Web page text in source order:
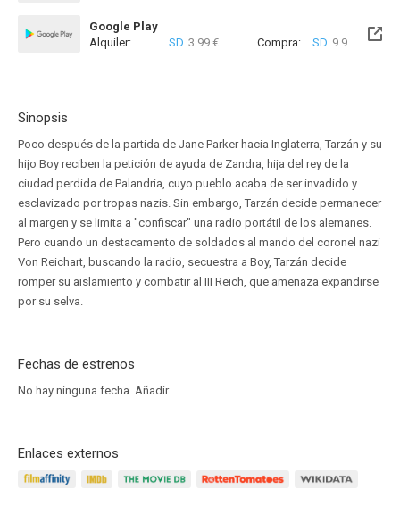
Google Play
Alquiler:
SD 3.99 € Compra: SD 9.99 €
Sinopsis
Poco después de la partida de Jane Parker hacia Inglaterra, Tarzán y su
hijo Boy reciben la petición de ayuda de Zandra, hija del rey de la
ciudad perdida de Palandria, cuyo pueblo acaba de ser invadido y
esclavizado por tropas nazis. Sin embargo, Tarzán decide permanecer
al margen y se limita a "confiscar" una radio portátil de los alemanes.
Pero cuando un destacamento de soldados al mando del coronel nazi
Von Reichart, buscando la radio, secuestra a Boy, Tarzán decide
romper su aislamiento y combatir al III Reich, que amenaza expandirse
por su selva.
Fechas de estrenos
No hay ninguna fecha. Añadir
Enlaces externos